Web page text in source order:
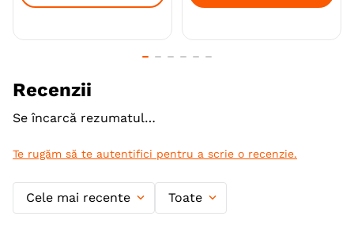
Metoda de preparare
Ambalaj
Recenzii
Se încarcă rezumatul…
Te rugăm să te autentifici pentru a scrie o recenzie.
Cele mai recente Toate